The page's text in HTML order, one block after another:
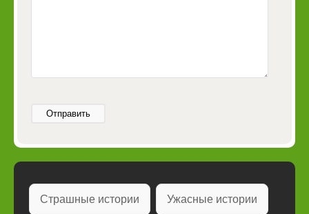
Отправить
Страшные истории Ужасные истории